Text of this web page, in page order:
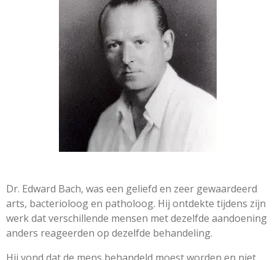
Dr. Edward Bach, was een geliefd en zeer gewaardeerd
arts, bacterioloog en patholoog. Hij ontdekte tijdens zijn
werk dat verschillende mensen met dezelfde aandoening
anders reageerden op dezelfde behandeling.